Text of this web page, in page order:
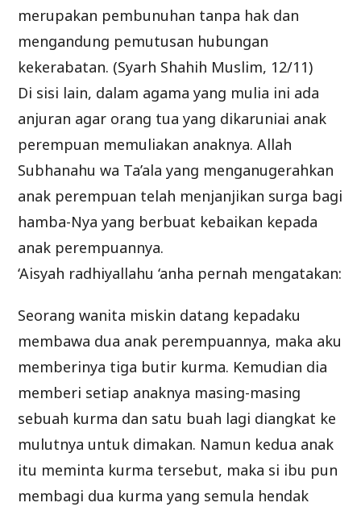
merupakan pembunuhan tanpa hak dan
mengandung pemutusan hubungan
kekerabatan. (Syarh Shahih Muslim, 12/11)
Di sisi lain, dalam agama yang mulia ini ada
anjuran agar orang tua yang dikaruniai anak
perempuan memuliakan anaknya. Allah
Subhanahu wa Ta’ala yang menganugerahkan
anak perempuan telah menjanjikan surga bagi
hamba-Nya yang berbuat kebaikan kepada
anak perempuannya.
‘Aisyah radhiyallahu ‘anha pernah mengatakan:
Seorang wanita miskin datang kepadaku
membawa dua anak perempuannya, maka aku
memberinya tiga butir kurma. Kemudian dia
memberi setiap anaknya masing-masing
sebuah kurma dan satu buah lagi diangkat ke
mulutnya untuk dimakan. Namun kedua anak
itu meminta kurma tersebut, maka si ibu pun
membagi dua kurma yang semula hendak